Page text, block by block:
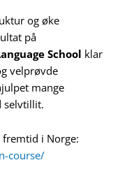
og øke
på
School klar
velprøvde
mange
selvtillit.
i Norge:
course/